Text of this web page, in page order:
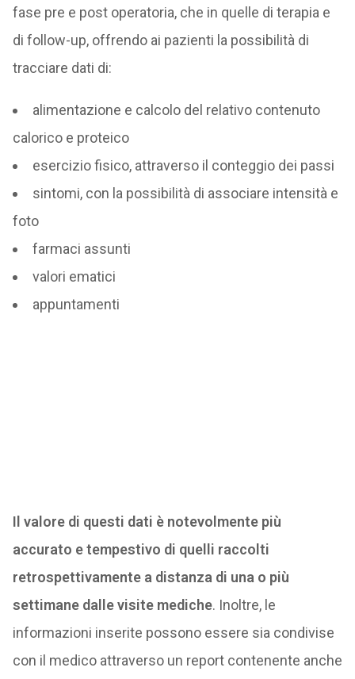
fase pre e post operatoria, che in quelle di terapia e
di follow-up, offrendo ai pazienti la possibilità di
tracciare dati di:
alimentazione e calcolo del relativo contenuto
calorico e proteico
esercizio fisico, attraverso il conteggio dei passi
sintomi, con la possibilità di associare intensità e
foto
farmaci assunti
valori ematici
appuntamenti
Il valore di questi dati è notevolmente più
accurato e tempestivo di quelli raccolti
retrospettivamente a distanza di una o più
settimane dalle visite mediche. Inoltre, le
informazioni inserite possono essere sia condivise
con il medico attraverso un report contenente anche